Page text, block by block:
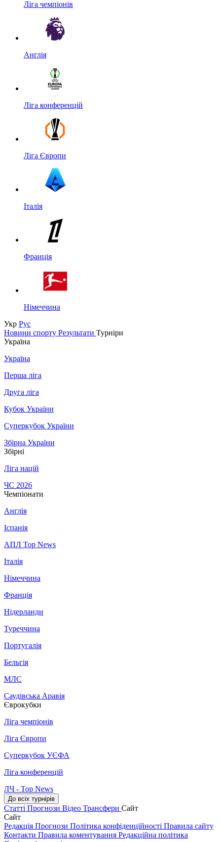
Ліга чемпіонів
Англія
Ліга конференцій
Ліга Європи
Італія
Франція
Німеччина
Укр Рус
Новини спорту Результати Турніри
Україна
Україна
Перша ліга
Друга ліга
Кубок України
Суперкубок України
Збірна України
Збірні
Ліга націй
ЧС 2026
Чемпіонати
Англія
Іспанія
АПЛ Top News
Італія
Німеччина
Франція
Нідерланди
Туреччина
Португалія
Бельгія
МЛС
Саудівська Аравія
Єврокубки
Ліга чемпіонів
Ліга Європи
Суперкубок УЄФА
Ліга конференцій
ЛЧ - Top News
До всіх турнірів
Статті Прогнози Відео Трансфери Сайт
Сайт
Редакція Прогнози Політика конфіденційності Правила сайту
Контакти Правила коментування Редакційна політика